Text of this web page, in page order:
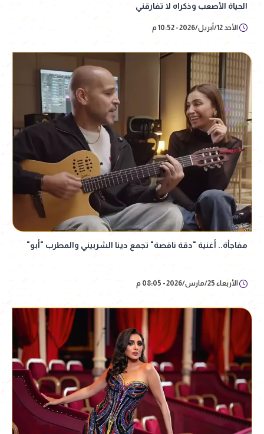
الحياة الأصعب وذكراه لا تفارقني
الأحد 12/أبريل/2026 - 10:52 م
مفاجأة.. أغنية "دقة ناقصة" تجمع دينا الشربيني والمطرب "أبو"
الأربعاء 25/مارس/2026 - 08:05 م